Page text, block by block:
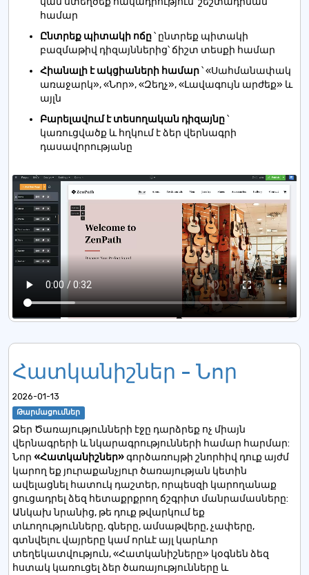
համար
Ընտրեք պիտակի ոճը՝ ընտրեք պիտակի
բազմաթիվ դիզայններից՝ ճիշտ տեսքի համար
Հիանալի է ակցիաների համար՝ «Սահմանափակ
առաջարկ», «Նոր», «Զեղչ», «Լավագույն արժեք» և
այլն
Բարելավում է տեսողական դիզայնը՝
կառուցվածք և հղկում է ձեր վերնագրի
դասավորությանը
Հատկանիշներ - Նոր
2026-01-13
Թարմացումներ
Ձեր Ծառայությունների էջը դարձրեք ոչ միայն
վերնագրերի և նկարագրությունների համար հարմար:
Նոր «Հատկանիշներ»գործառույթի շնորհիվ դուք այժմ
կարող եք յուրաքանչյուր ծառայության կետին
ավելացնել հատուկ դաշտեր, որպեսզի կարողանաք
ցուցադրել ձեզ հետաքրքրող ճշգրիտ մանրամասները:
Անկախ նրանից, թե դուք թվարկում եք
տևողությունները, գները, ամսաթվերը, չափերը,
գտնվելու վայրերը կամ որևէ այլ կարևոր
տեղեկատվություն, «Հատկանիշները» կօգնեն ձեզ
հստակ կառուցել ձեր ծառայությունները և